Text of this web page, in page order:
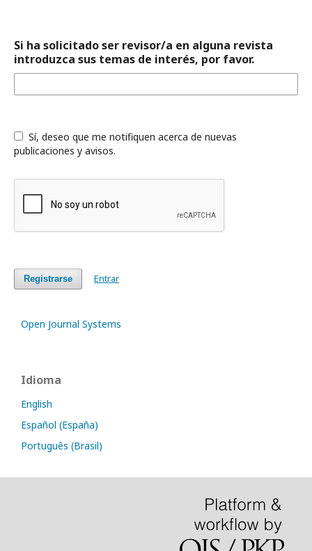
Si ha solicitado ser revisor/a en alguna revista
introduzca sus temas de interés, por favor.
Sí, deseo que me notifiquen acerca de nuevas
publicaciones y avisos.
Registrarse Entrar
Open Journal Systems
Idioma
English
Español (España)
Português (Brasil)